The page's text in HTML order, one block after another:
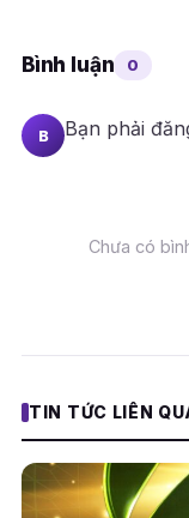
Bình luận 0
B Bạn phải
Chưa có
TIN TỨC LIÊN